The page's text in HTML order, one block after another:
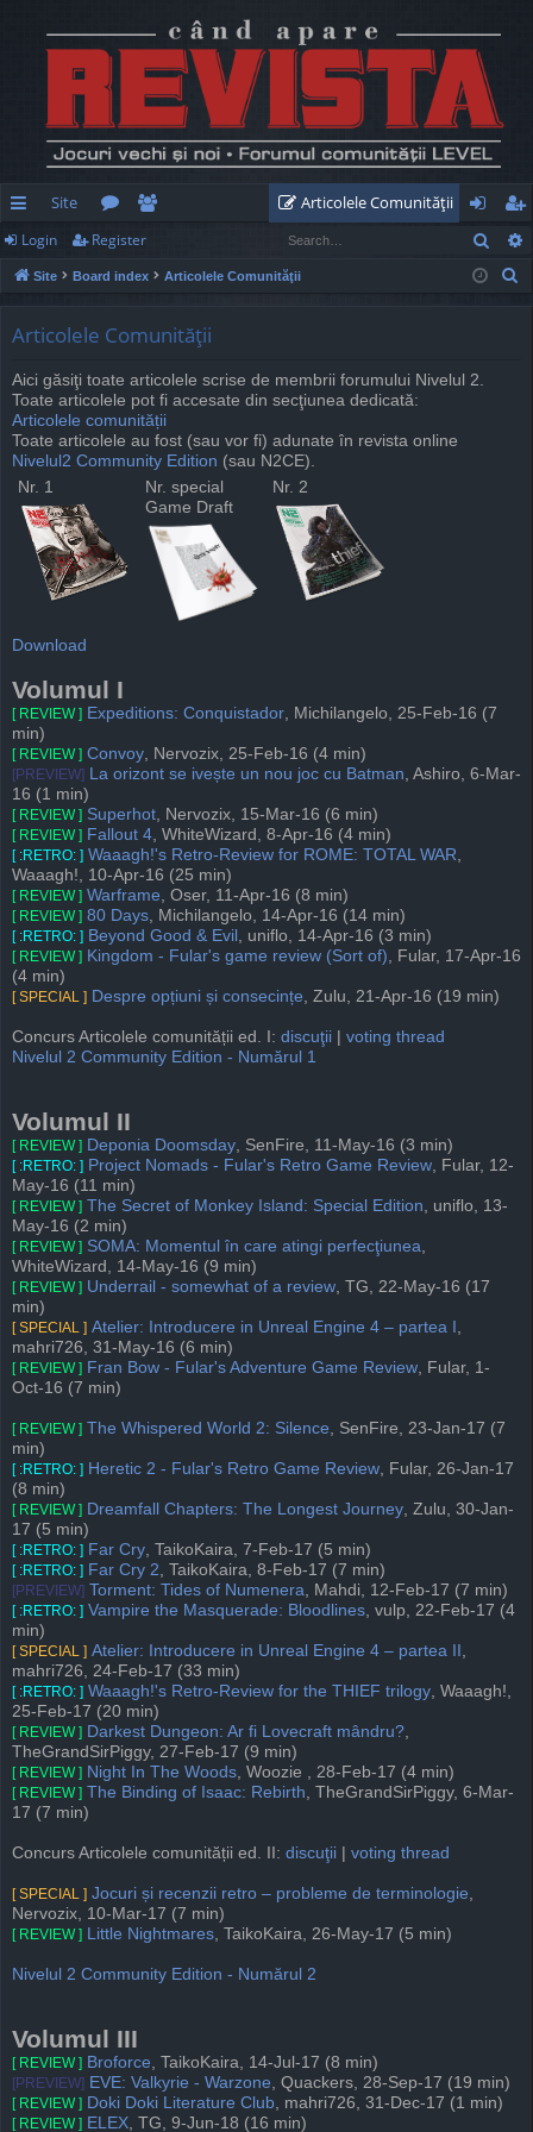
ui
ck
Site
or
u
e
m
Articolele Comunităţii
og
in
eg
ist
Login Register
Site Board index Articolele Comunităţii
Articolele Comunităţii
Aici găsiţi toate articolele scrise de membrii forumului Nivelul 2.
Toate articolele pot fi accesate din secţiunea dedicată:
Articolele comunității
Toate articolele au fost (sau vor fi) adunate în revista online
Nivelul2 Community Edition (sau N2CE).
Nr. 1
Nr. special
Game Draft
Nr. 2
Download
Volumul I
[ REVIEW ] Expeditions: Conquistador, Michilangelo, 25-Feb-16 (7
min)
[ REVIEW ] Convoy, Nervozix, 25-Feb-16 (4 min)
[PREVIEW] La orizont se ivește un nou joc cu Batman, Ashiro, 6-Mar-
16 (1 min)
[ REVIEW ] Superhot, Nervozix, 15-Mar-16 (6 min)
[ REVIEW ] Fallout 4, WhiteWizard, 8-Apr-16 (4 min)
[ :RETRO: ] Waaagh!'s Retro-Review for ROME: TOTAL WAR,
Waaagh!, 10-Apr-16 (25 min)
[ REVIEW ] Warframe, Oser, 11-Apr-16 (8 min)
[ REVIEW ] 80 Days, Michilangelo, 14-Apr-16 (14 min)
[ :RETRO: ] Beyond Good & Evil , uniflo, 14-Apr-16 (3 min)
[ REVIEW ] Kingdom - Fular's game review (Sort of), Fular, 17-Apr-16
(4 min)
[ SPECIAL ] Despre opțiuni și consecințe, Zulu, 21-Apr-16 (19 min)
Concurs Articolele comunității ed. I: discuţii
voting thread
Nivelul 2 Community Edition - Numărul 1
Volumul II
[ REVIEW ] Deponia Doomsday, SenFire, 11-May-16 (3 min)
[ :RETRO: ] Project Nomads - Fular's Retro Game Review, Fular, 12-
May-16 (11 min)
[ REVIEW ] The Secret of Monkey Island: Special Edition, uniflo, 13-
May-16 (2 min)
[ REVIEW ] SOMA: Momentul în care atingi perfecţiunea,
WhiteWizard, 14-May-16 (9 min)
[ REVIEW ] Underrail - somewhat of a review, TG, 22-May-16 (17
min)
[ SPECIAL ] Atelier: Introducere in Unreal Engine 4 – partea I ,
mahri726, 31-May-16 (6 min)
[ REVIEW ] Fran Bow - Fular's Adventure Game Review, Fular, 1-
Oct-16 (7 min)
[ REVIEW ] The Whispered World 2: Silence, SenFire, 23-Jan-17 (7
min)
[ :RETRO: ] Heretic 2 - Fular's Retro Game Review, Fular, 26-Jan-17
(8 min)
[ REVIEW ] Dreamfall Chapters: The Longest Journey, Zulu, 30-Jan-
17 (5 min)
[ :RETRO: ] Far Cry, TaikoKaira, 7-Feb-17 (5 min)
[ :RETRO: ] Far Cry 2, TaikoKaira, 8-Feb-17 (7 min)
[PREVIEW] Torment: Tides of Numenera, Mahdi, 12-Feb-17 (7 min)
[ :RETRO: ] Vampire the Masquerade: Bloodlines, vulp, 22-Feb-17 (4
min)
[ SPECIAL ] Atelier: Introducere in Unreal Engine 4 – partea II ,
mahri726, 24-Feb-17 (33 min)
[ :RETRO: ] Waaagh!'s Retro-Review for the THIEF trilogy, Waaagh!,
25-Feb-17 (20 min)
[ REVIEW ] Darkest Dungeon: Ar fi Lovecraft mândru?,
TheGrandSirPiggy, 27-Feb-17 (9 min)
[ REVIEW ] Night In The Woods, Woozie , 28-Feb-17 (4 min)
[ REVIEW ] The Binding of Isaac: Rebirth, TheGrandSirPiggy, 6-Mar-
17 (7 min)
Concurs Articolele comunității ed. II: discuţii voting thread
[ SPECIAL ] Jocuri și recenzii retro – probleme de terminologie,
Nervozix, 10-Mar-17 (7 min)
[ REVIEW ] Little Nightmares, TaikoKaira, 26-May-17 (5 min)
Nivelul 2 Community Edition - Numărul 2
Volumul III
[ REVIEW ] Broforce, TaikoKaira, 14-Jul-17 (8 min)
[PREVIEW] EVE: Valkyrie - Warzone, Quackers, 28-Sep-17 (19 min)
[ REVIEW ] Doki Doki Literature Club, mahri726, 31-Dec-17 (1 min)
[ REVIEW ] ELEX, TG, 9-Jun-18 (16 min)